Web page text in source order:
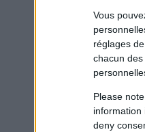
Vous
réglages
chacun
Please
information
deny